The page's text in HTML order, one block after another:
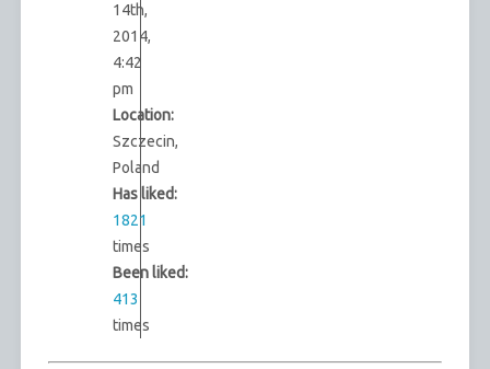
14th,
2014,
4:42
pm
Location:
Szczecin,
Poland
Has liked:
1821
times
Been liked:
413
times